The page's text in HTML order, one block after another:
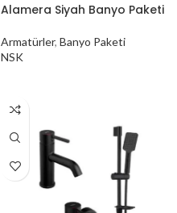
Alamera Siyah Banyo Paketi
Armatürler, Banyo Paketi
NSK